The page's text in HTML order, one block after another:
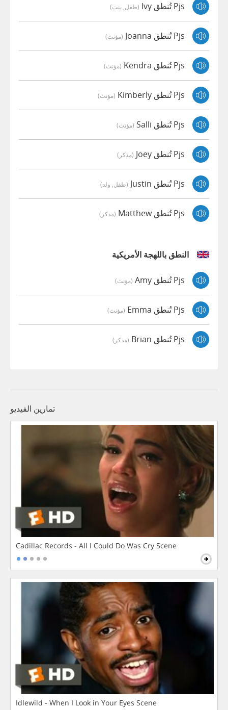
Pjs تُنطق Ivy (طفل, بنت)
Pjs تُنطق Joanna (مؤنث)
Pjs تُنطق Kendra (مؤنث)
Pjs تُنطق Kimberly (مؤنث)
Pjs تُنطق Salli (مؤنث)
Pjs تُنطق Joey (مذكر)
Pjs تُنطق Justin (طفل, ولد)
Pjs تُنطق Matthew (مذكر)
النطق باللهجة الأمريكية
Pjs تُنطق Amy (مؤنث)
Pjs تُنطق Emma (مؤنث)
Pjs تُنطق Brian (مذكر)
تمارين الفيديو
Cadillac Records - All I Could Do Was Cry Scene
Idlewild - When I Look in Your Eyes Scene